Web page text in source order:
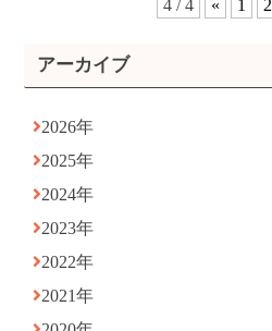
アーカイブ
2026年
2025年
2024年
2023年
2022年
2021年
4 / 4 « 1 2